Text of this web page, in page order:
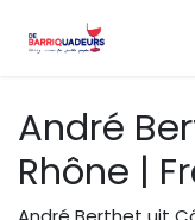
André
Rhône |